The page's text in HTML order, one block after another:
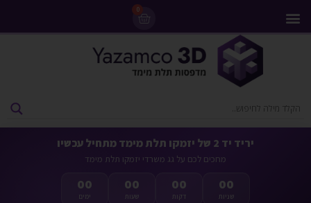
0
יריד יד 2 של יזמקו תלת מימד מתחיל עכשיו
מחכים לכם על גג משרדי יזמקו תלת מימד
00
ימים
00
שעות
00
דקות
00
שניות